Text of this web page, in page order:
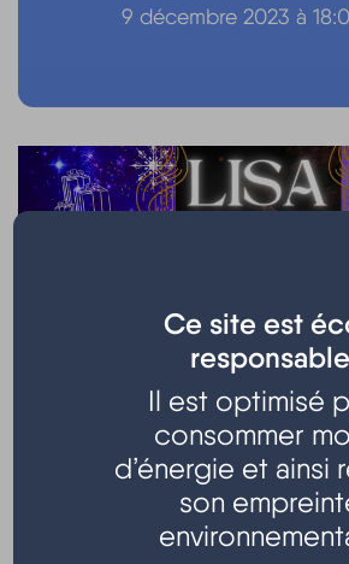
9 décembre 2023 à
Concert de Noël au profit du Téléthon.
Au programme : opéra, opérette, et
interprétés par Lisa Maria
Tarifs : 10,00 €/adulte ; 2,00 €/enfant
Ce site est
responsable
Il est optimisé
consommer
d’énergie et ainsi
son